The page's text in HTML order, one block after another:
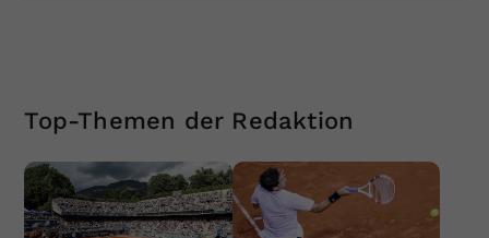
Top-Themen der Redaktion